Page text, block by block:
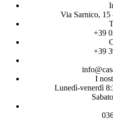
Via Sarnico,
+39
+39
I
Lunedì-venerdì